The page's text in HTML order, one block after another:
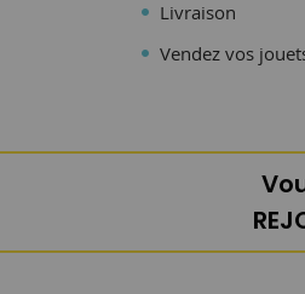
Livraison
Vendez vos